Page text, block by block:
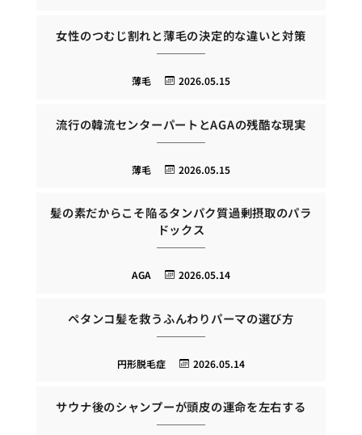
女性のつむじ割れと薄毛の決定的な違いと対策
2026.05.15
薄毛
流行の韓流センターパートとAGAの残酷な現実
2026.05.15
薄毛
髪の素だからこそ陥るタンパク質過剰摂取のパラ
ドックス
2026.05.14
AGA
ペタンコ髪を救うふんわりパーマの選び方
2026.05.14
円形脱毛症
サウナ後のシャンプーが頭皮の運命を左右する